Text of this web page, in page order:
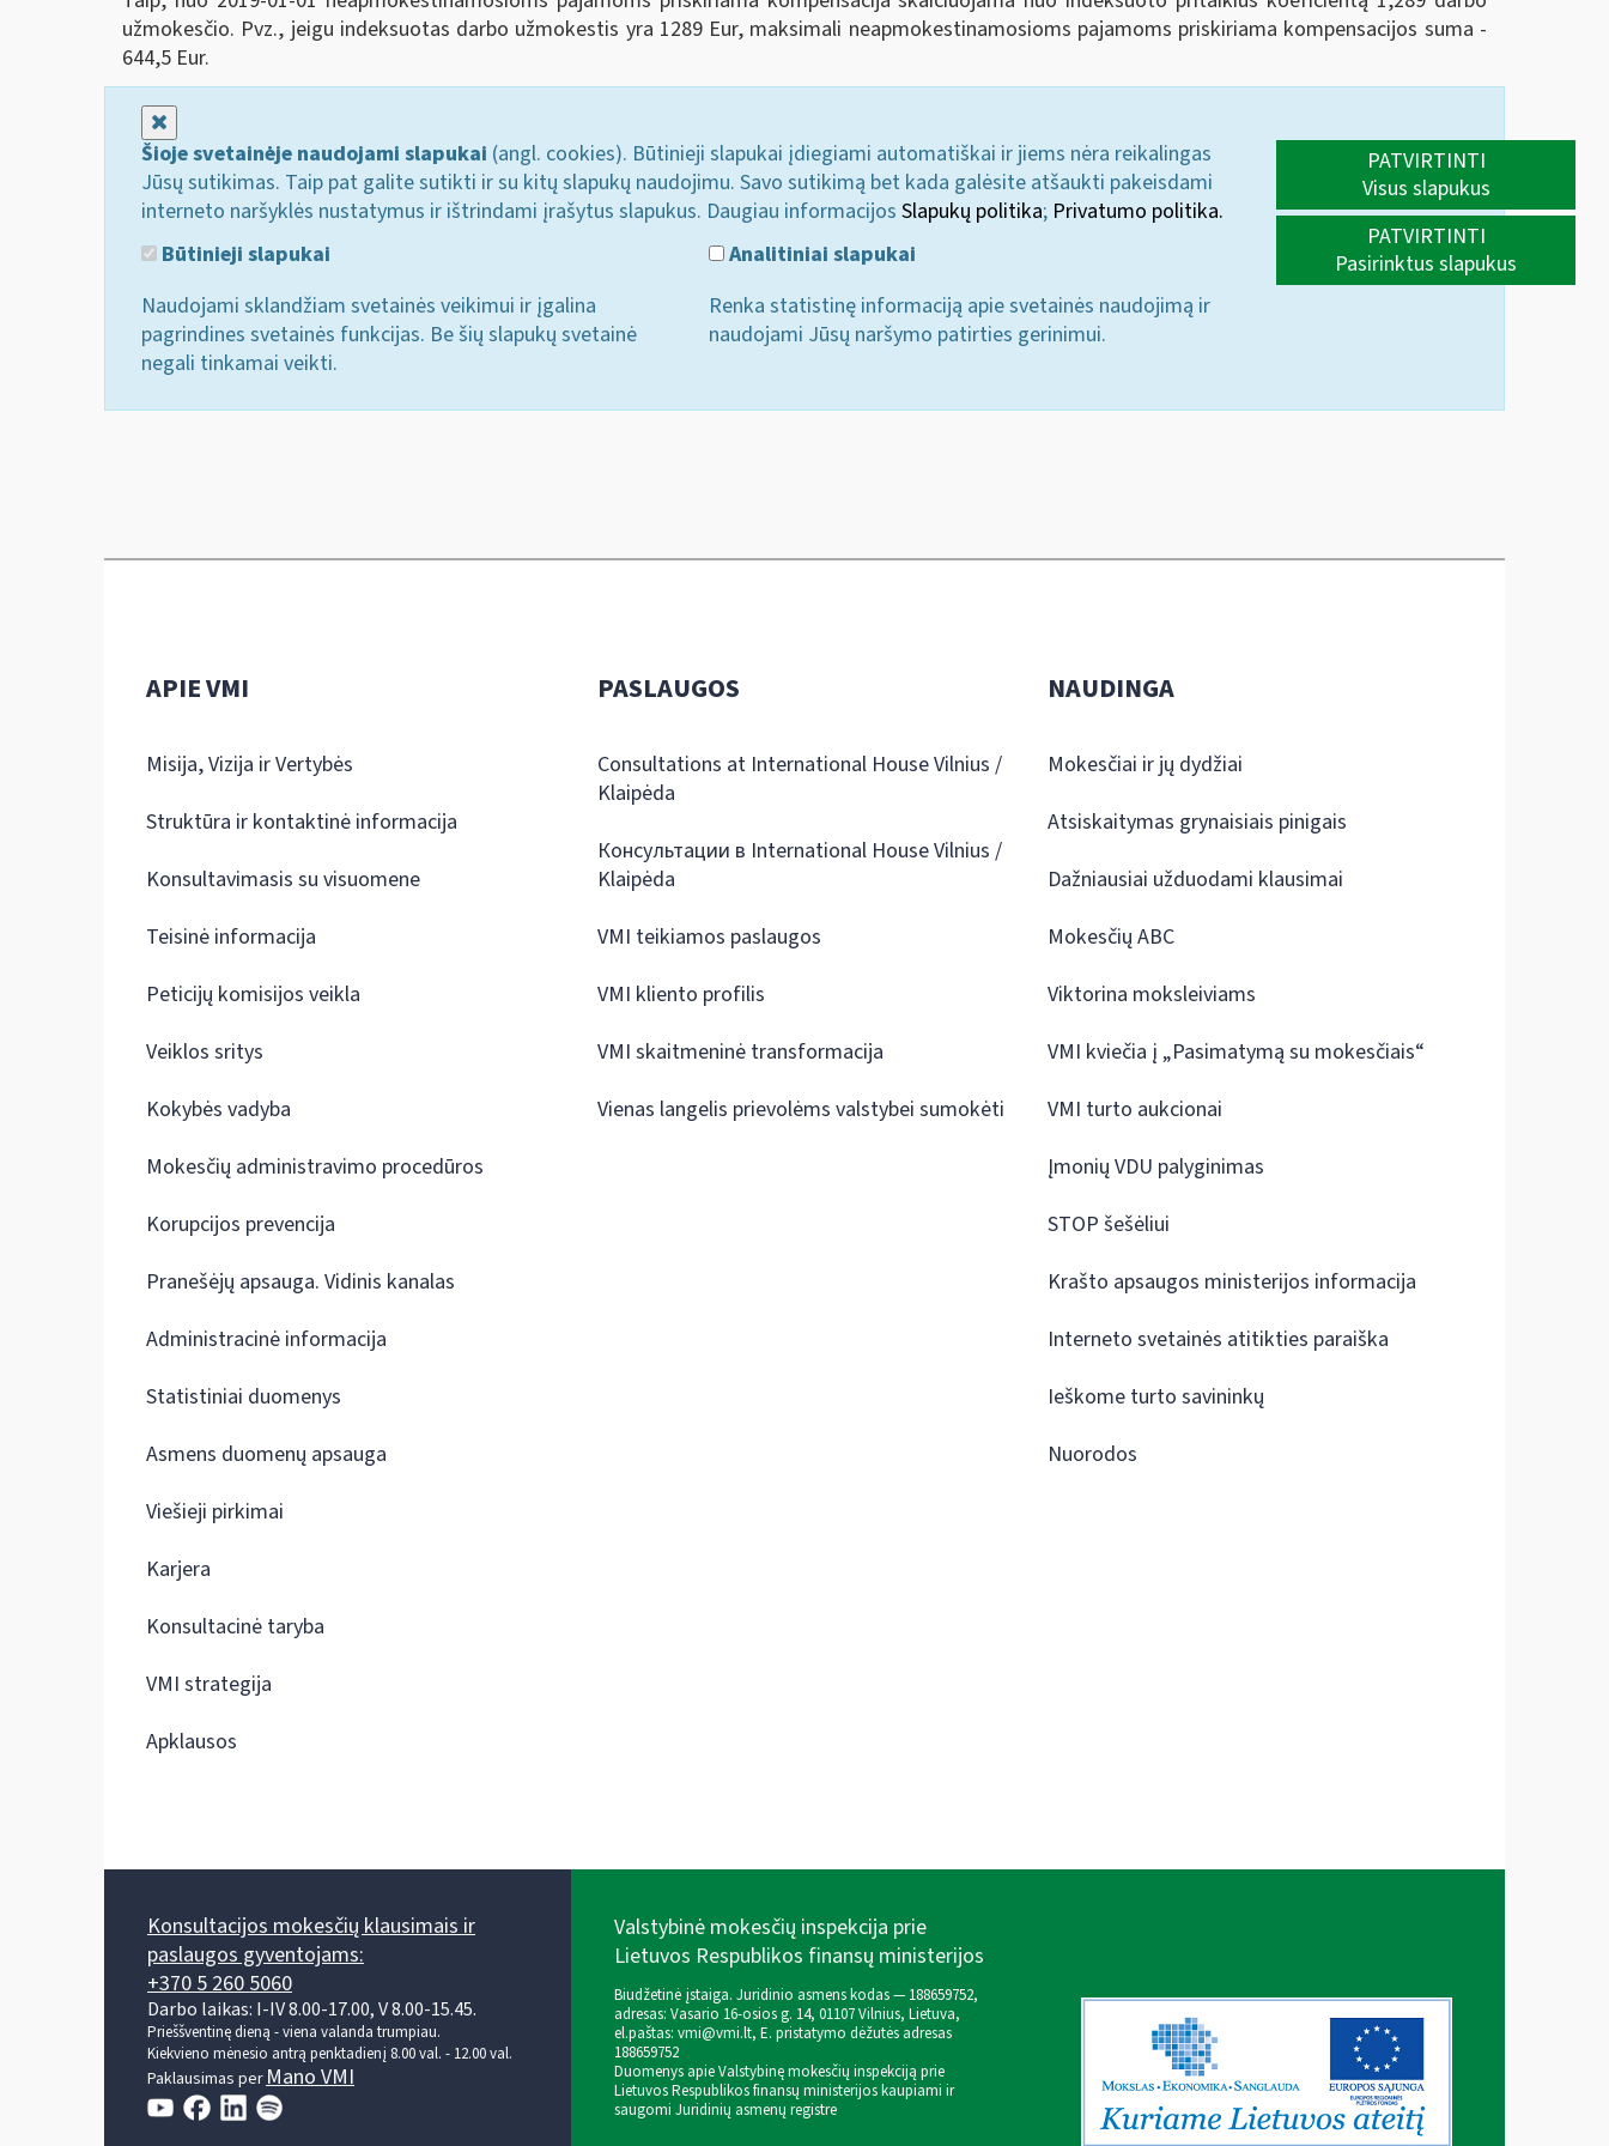
užmokesčio. Pvz., jeigu indeksuotas darbo užmokestis yra 1289 Eur, maksimali neapmokestinamosioms pajamoms priskiriama kompensacijos suma -
644,5 Eur.
Šioje svetainėje naudojami slapukai (angl. cookies). Būtinieji slapukai įdiegiami automatiškai ir jiems nėra reikalingas
Jūsų sutikimas. Taip pat galite sutikti ir su kitų slapukų naudojimu. Savo sutikimą bet kada galėsite atšaukti pakeisdami
interneto naršyklės nustatymus ir ištrindami įrašytus slapukus. Daugiau informacijos Slapukų politika; Privatumo politika.
Būtinieji slapukai
Naudojami sklandžiam svetainės veikimui ir įgalina
pagrindines svetainės funkcijas. Be šių slapukų svetainė
negali tinkamai veikti.
Analitiniai slapukai
Renka statistinę informaciją apie svetainės naudojimą ir
naudojami Jūsų naršymo patirties gerinimui.
PATVIRTINTI
Visus slapukus
PATVIRTINTI
Pasirinktus slapukus
APIE VMI
Misija, Vizija ir Vertybės
Struktūra ir kontaktinė informacija
Konsultavimasis su visuomene
Teisinė informacija
Peticijų komisijos veikla
Veiklos sritys
Kokybės vadyba
Mokesčių administravimo procedūros
Korupcijos prevencija
Pranešėjų apsauga. Vidinis kanalas
Administracinė informacija
Statistiniai duomenys
Asmens duomenų apsauga
Viešieji pirkimai
Karjera
Konsultacinė taryba
VMI strategija
Apklausos
PASLAUGOS
Consultations at International House Vilnius /
Klaipėda
Консультации в International House Vilnius /
Klaipėda
VMI teikiamos paslaugos
VMI kliento profilis
VMI skaitmeninė transformacija
Vienas langelis prievolėms valstybei sumokėti
NAUDINGA
Mokesčiai ir jų dydžiai
Atsiskaitymas grynaisiais pinigais
Dažniausiai užduodami klausimai
Mokesčių ABC
Viktorina moksleiviams
VMI kviečia į „Pasimatymą su mokesčiais“
VMI turto aukcionai
Įmonių VDU palyginimas
STOP šešėliui
Krašto apsaugos ministerijos informacija
Interneto svetainės atitikties paraiška
Ieškome turto savininkų
Nuorodos
Konsultacijos mokesčių klausimais ir
paslaugos gyventojams:
+370 5 260 5060
Darbo laikas: I-IV 8.00-17.00, V 8.00-15.45.
Prieššventinę dieną - viena valanda trumpiau.
Kiekvieno mėnesio antrą penktadienį 8.00 val. - 12.00 val.
Paklausimas perMano VMI
Valstybinė mokesčių inspekcija prie
Lietuvos Respublikos finansų ministerijos
Biudžetinė įstaiga. Juridinio asmens kodas — 188659752,
adresas: Vasario 16-osios g. 14, 01107 Vilnius, Lietuva,
el.paštas: vmi@vmi.lt, E. pristatymo dėžutės adresas
188659752
Duomenys apie Valstybinę mokesčių inspekciją prie
Lietuvos Respublikos finansų ministerijos kaupiami ir
saugomi Juridinių asmenų registre